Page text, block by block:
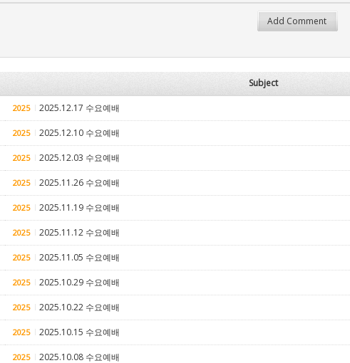
Subject
2025 2025.12.17 수요예배
2025 2025.12.10 수요예배
2025 2025.12.03 수요예배
2025 2025.11.26 수요예배
2025 2025.11.19 수요예배
2025 2025.11.12 수요예배
2025 2025.11.05 수요예배
2025 2025.10.29 수요예배
2025 2025.10.22 수요예배
2025 2025.10.15 수요예배
2025 2025.10.08 수요예배